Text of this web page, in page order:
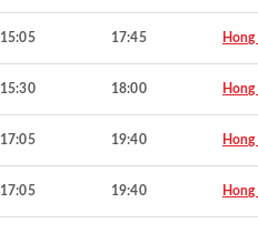
15:05 17:45
15:30 18:00
17:05 19:40
17:05 19:40